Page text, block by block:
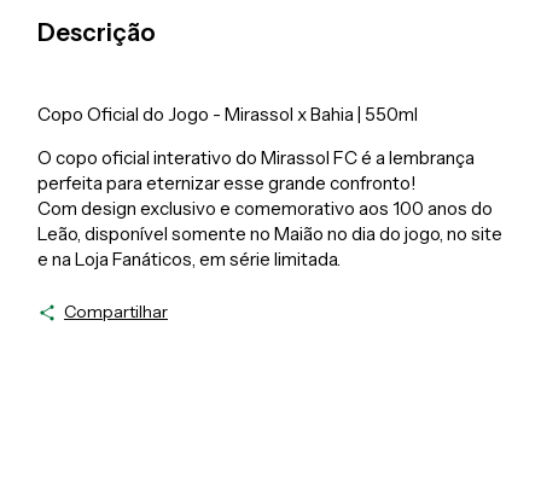
Descrição
Copo Oficial do Jogo - Mirassol x Bahia | 550ml
O copo oficial interativo do Mirassol FC é a lembrança
perfeita para eternizar esse grande confronto!
Com design exclusivo e comemorativo aos 100 anos do
Leão, disponível somente no Maião no dia do jogo, no site
e na Loja Fanáticos, em série limitada.
Compartilhar